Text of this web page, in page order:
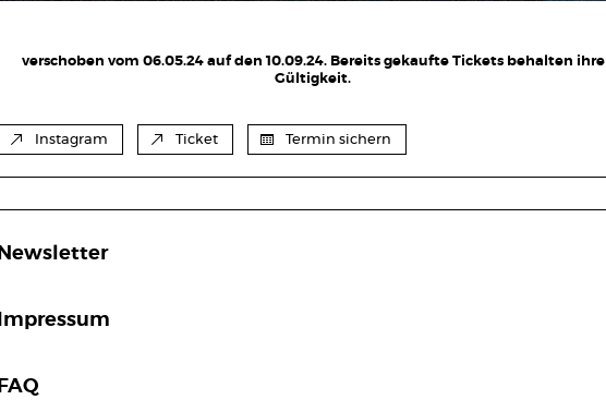
verschoben vom 06.05.24 auf den 10.09.24. Bereits gekaufte Tickets behalten ihre
Gültigkeit.
Instagram Ticket Termin sichern
Newsletter
Impressum
FAQ